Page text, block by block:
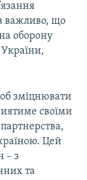
важливо, що
оборону
України,
зміцнювати
своїми
Цей
– з
та